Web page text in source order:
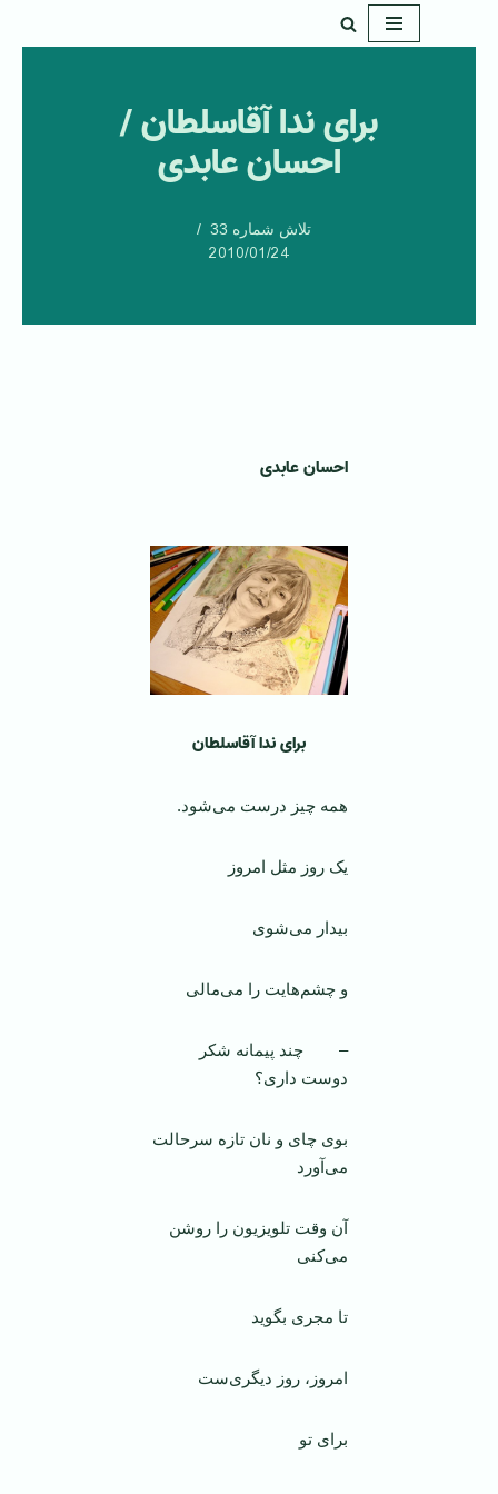
برای ندا آقاسلطان /
احسان عابدی
تلاش شماره 33
2010/01/24
احسان عابدی
برای ندا آقاسلطان
همه چیز درست می‌شود.
یک روز مثل امروز
بیدار می‌شوی
و چشم‌هایت را می‌مالی
– چند پیمانه شکر
دوست داری؟
بوی چای و نان تازه سرحالت
می‌آورد
آن وقت تلویزیون را روشن
می‌کنی
تا مجری بگوید
امروز، روز دیگری‌ست
برای تو